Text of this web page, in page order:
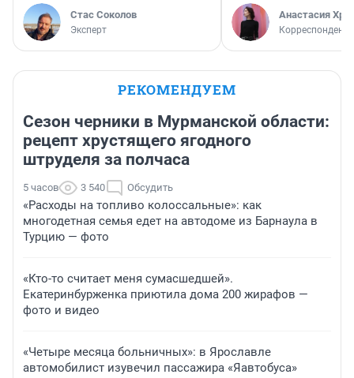
Стас Соколов
Эксперт
Анастасия
Корреспондент
РЕКОМЕНДУЕМ
Сезон черники в Мурманской области:
рецепт хрустящего ягодного
штруделя за полчаса
5 часов 3 540 Обсудить
«Расходы на топливо колоссальные»: как
многодетная семья едет на автодоме из Барнаула в
Турцию — фото
«Кто-то считает меня сумасшедшей».
Екатеринбурженка приютила дома 200 жирафов —
фото и видео
«Четыре месяца больничных»: в Ярославле
автомобилист изувечил пассажира «Яавтобуса»